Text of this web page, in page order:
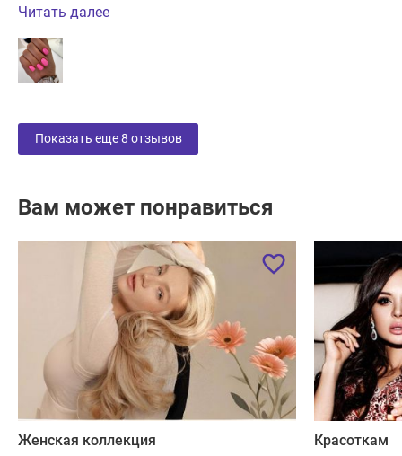
Читать далее
Показать еще8 отзывов
Вам может понравиться
Женская коллекция
Красоткам